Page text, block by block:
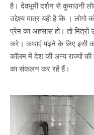
है। देवभूमी दर्शन से कुमाउनी
उद्देश्य मात्र यही है कि ।
प्रेम का अहसास हो। तो
करे। कथाएं पढ़ने के लिए इसी
कॉलम में देश की अन्य राज्यों की
का संकलन कर रहें हैं।